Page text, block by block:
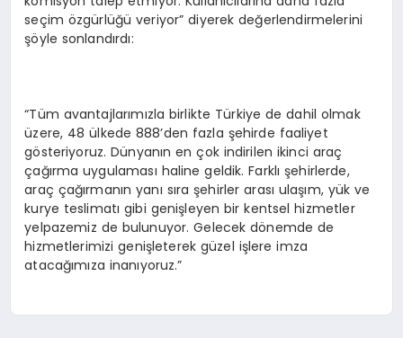
seçim özgürlüğü veriyor” diyerek değerlendirmelerini
şöyle sonlandırdı:
“Tüm avantajlarımızla birlikte Türkiye de dahil olmak
üzere, 48 ülkede 888’den fazla şehirde faaliyet
gösteriyoruz. Dünyanın en çok indirilen ikinci araç
çağırma uygulaması haline geldik. Farklı şehirlerde,
araç çağırmanın yanı sıra şehirler arası ulaşım, yük ve
kurye teslimatı gibi genişleyen bir kentsel hizmetler
yelpazemiz de bulunuyor. Gelecek dönemde de
hizmetlerimizi genişleterek güzel işlere imza
atacağımıza inanıyoruz.”